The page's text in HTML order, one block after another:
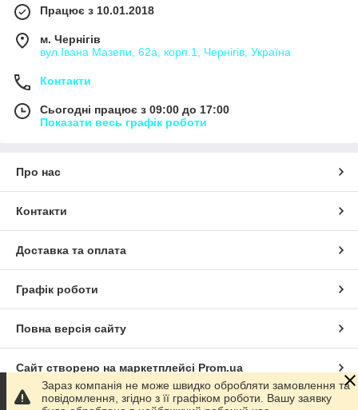
Працює з 10.01.2018
м. Чернігів
вул.Івана Мазепи, 62а, корп.1, Чернігів, Україна
Контакти
Сьогодні працює з 09:00 до 17:00
Показати весь графік роботи
Про нас
Контакти
Доставка та оплата
Графік роботи
Повна версія сайту
Сайт створено на маркетплейсі Prom.ua
Політика конфіденційності
Зараз компанія не може швидко обробляти замовлення та
повідомлення, згідно з її графіком роботи. Вашу заявку